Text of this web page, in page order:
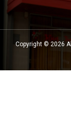
Copyright © 2026